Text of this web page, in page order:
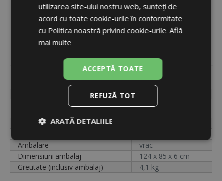
18107
indisponibil
Ambalare
vrac
Dimensiuni ambalaj
124 x 85 x 6 cm
Greutate (inclusiv ambalaj)
4,1 kg
utilizarea site-ului nostru web, sunteți de
acord cu toate cookie-urile în conformitate
cu Politica noastră privind cookie-urile. Află
mai multe
ACCEPTĂ TOATE
REFUZĂ TOT
ARATĂ DETALIILE
Strict
necesare
De
performanță
De
targetare